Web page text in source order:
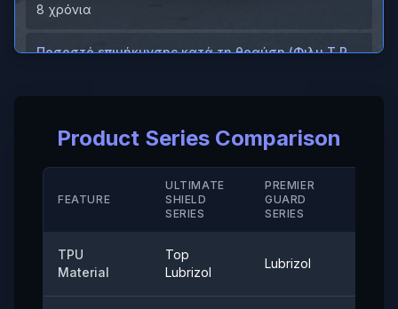
8 χρόνια
Ποσοστό επιμήκυνσης κατά τη θραύση (Φιλμ T P
Ποσοστό επιμήκυνσης κατά τη θραύση (Σκληρή
＞280（%）
Αντοχή στη Θερμοκρασία
Αντοχή στην Αποκόλληση
≤0,35 (N/25mm)
Product Series Comparison
FEATURE
ULTIMATE
SHIELD
SERIES
PREMIER
GUARD
SERIES
TPU
Material
Top
Lubrizol
Lubrizol